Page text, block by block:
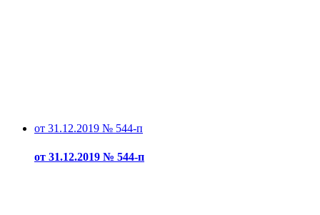
от 31.12.2019 № 544-п
от 31.12.2019 № 544-п